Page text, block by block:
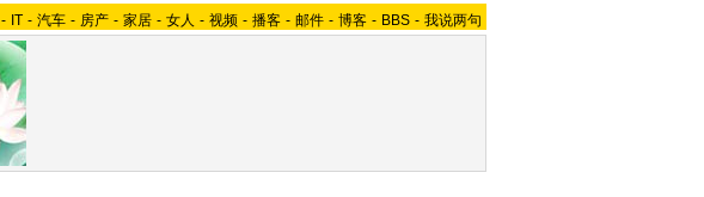
- IT - 汽车 - 房产 - 家居 - 女人 - 视频 - 播客 - 邮件 - 博客 - BBS - 我说两句